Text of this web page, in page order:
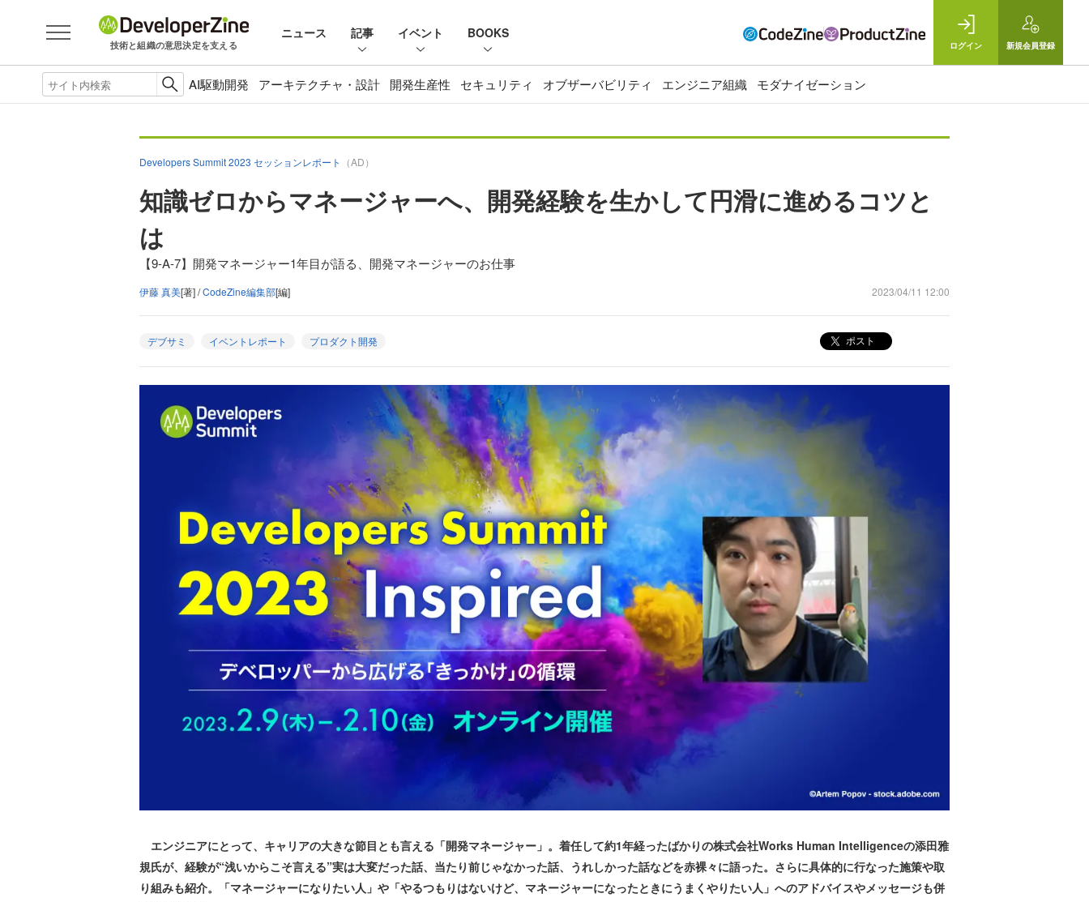
技術と組織の意思決定を支える
ニュース 記事 イベント BOOKS
ログイン 新規会員登録
AI駆動開発 アーキテクチャ・設計 開発生産性 セキュリティ オブザーバビリティ エンジニア組織 モダナイゼーション
Developers Summit 2023 セッションレポート （AD）
知識ゼロからマネージャーへ、開発経験を生かして円滑に進めるコツと
は
【9-A-7】開発マネージャー1年目が語る、開発マネージャーのお仕事
伊藤 真美[著] /CodeZine編集部[編] 2023/04/11 12:00
デブサミ イベントレポート プロダクト開発 ポスト
エンジニアにとって、キャリアの大きな節目とも言える「開発マネージャー」。着任して約1年経ったばかりの株式会社Works Human Intelligenceの添田雅
規氏が、経験が“浅いからこそ言える”実は大変だった話、当たり前じゃなかった話、うれしかった話などを赤裸々に語った。さらに具体的に行なった施策や取
り組みも紹介。「マネージャーになりたい人」や「やるつもりはないけど、マネージャーになったときにうまくやりたい人」へのアドバイスやメッセージも併